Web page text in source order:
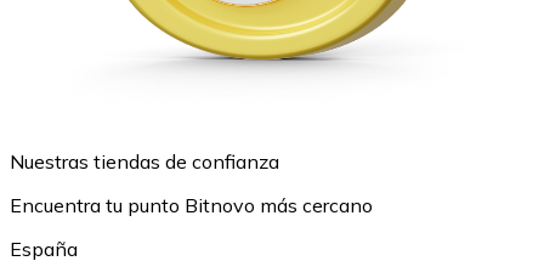
Nuestras tiendas de confianza
Encuentra tu punto Bitnovo más cercano
España